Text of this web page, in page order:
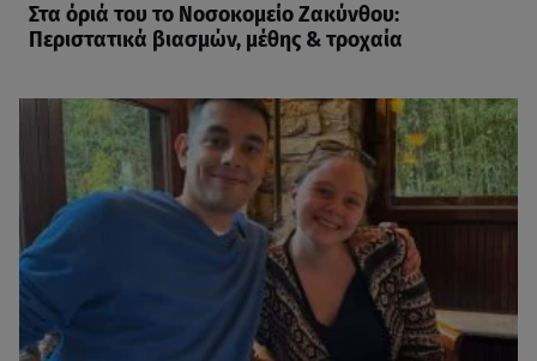
Στα όριά του το Νοσοκομείο Ζακύνθου:
Περιστατικά βιασμών, μέθης & τροχαία